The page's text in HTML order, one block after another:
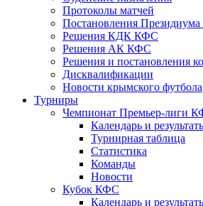
Протоколы матчей
Постановления
Решения КДК КФС
Решения АК КФС
Решения и постановления
Дисквалификации
Новости крымского футбола
Турниры
Чемпионат Премьер-лиги
Календарь и
Турнирная таблица
Статистика
Команды
Новости
Кубок КФС
Календарь и